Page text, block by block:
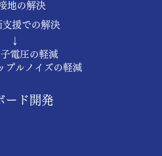
ード開発
地の解決
支援での解決
↓
電圧の軽減
プルノイズの軽減